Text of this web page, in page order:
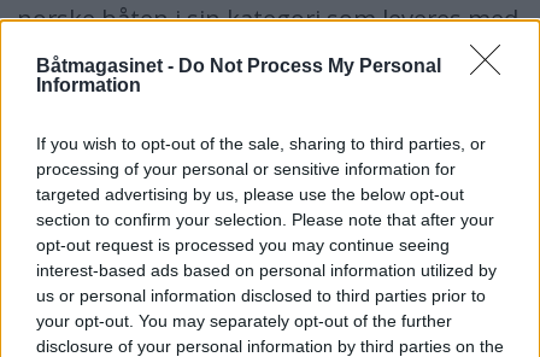
Båtmagasinet - Do Not Process My Personal
Information
If you wish to opt-out of the sale, sharing to third parties, or
processing of your personal or sensitive information for
targeted advertising by us, please use the below opt-out
section to confirm your selection. Please note that after your
opt-out request is processed you may continue seeing
interest-based ads based on personal information utilized by
us or personal information disclosed to third parties prior to
your opt-out. You may separately opt-out of the further
disclosure of your personal information by third parties on the
norske båten i sin kategori som leveres med
aksling. Båten har ennå ikke vært vist fram
på messe siden lanseringen i fjor, men NB
Marine kjører under Dra til
sjøs kampanjepris på båten på 599.900
kroner med enten Volvo Penta D3 150
EVC/EC 145 hk med fast aksling eller Volvo
Penta D3 170 EVC/EC DP-S 164 hk med drev
med duopropp.